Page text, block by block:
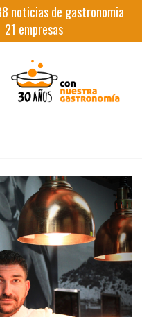
noticias de gastronomia
21 empresas